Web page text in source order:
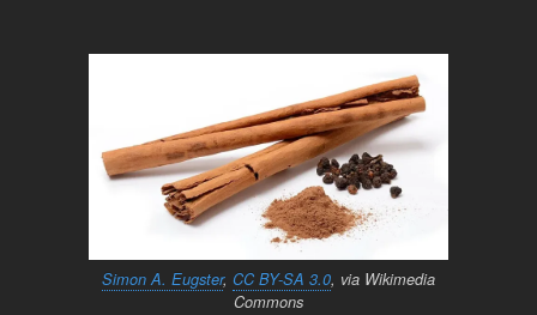
Simon A. Eugster, CC BY-SA 3.0, via Wikimedia
Commons